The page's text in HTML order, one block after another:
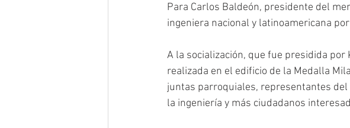
Para Carlos Baldeón, presidente del
ingeniera nacional y latinoamericana
A la socialización, que fue presidida
realizada en el edificio de la Medalla
juntas parroquiales, representantes
la ingeniería y más ciudadanos